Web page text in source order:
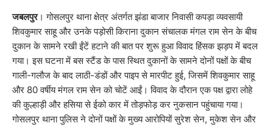
जबलपुर। गोसलपुर थाना क्षेत्र अंतर्गत झंडा बाजार निवासी कपड़ा व्यवसायी
शिवकुमार साहू और उनके पड़ोसी किराना दुकान संचालक मंगल राम सेन के बीच
दुकान के सामने रखी ईंटें हटाने की बात पर शुरू हुआ विवाद हिंसक झड़प में बदल
गया। इस घटना में बस स्टैंड के पास स्थित दुकानों के सामने दोनों पक्षों के बीच
गाली-गलौज के बाद लाठी-डंडों और पाइप से मारपीट हुई, जिसमें शिवकुमार साहू
और 80 वर्षीय मंगल राम सेन को चोटें आईं। विवाद के दौरान एक पक्ष द्वारा लोहे
की कुल्हाड़ी और हसिया से ईको कार में तोड़फोड़ कर नुकसान पहुंचाया गया।
गोसलपुर थाना पुलिस ने दोनों पक्षों के मुख्य आरोपियों सुरेश सेन, मुकेश सेन और